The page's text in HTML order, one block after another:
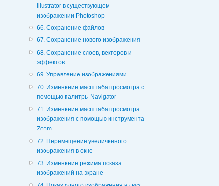
Illustrator в существующем
изображении Photoshop
66. Сохранение файлов
67. Сохранение нового изображения
68. Сохранение слоев, векторов и
эффектов
69. Управление изображениями
70. Изменение масштаба просмотра с
помощью палитры Navigator
71. Изменение масштаба просмотра
изображения с помощью инструмента
Zoom
72. Перемещение увеличенного
изображения в окне
73. Изменение режима показа
изображений на экране